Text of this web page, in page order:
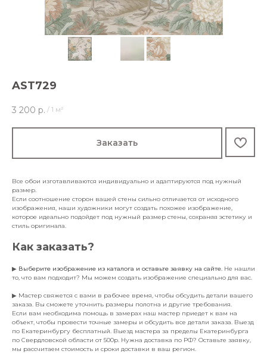
AST729
3 200 р. / 1 м²
Заказать
Все обои изготавливаются индивидуально и адаптируются под нужный
размер.
Если соотношение сторон вашей стены сильно отличается от исходного
изображения, наши художники могут создать похожее изображение,
которое идеально подойдет под нужный размер стены, сохраняя эстетику и
стиль оригинала.
Как заказать?
▶ Выберите изображение из каталога и оставьте заявку на сайте. Не нашли
то, что вам подходит? Мы можем создать изображение специально для вас.
▶ Мастер свяжется с вами в рабочее время, чтобы обсудить детали вашего
заказа. Вы сможете уточнить размеры полотна и другие требования.
Если вам необходима помощь в замерах наш мастер приедет к вам на
объект, чтобы провести точные замеры и обсудить все детали заказа. Выезд
по Екатеринбургу бесплатный. Выезд мастера за пределы Екатеринбурга
по Свердловской области от 500р. Нужна доставка по РФ? Оставьте заявку,
мы рассчитаем стоимость и сроки доставки в ваш регион.